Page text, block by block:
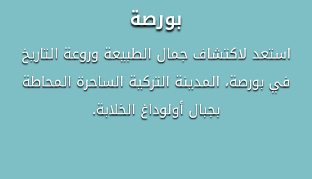
بورصة
استعد لاكتشاف جمال الطبيعة وروعة التاريخ
في بورصة، المدينة التركية الساحرة المحاطة
بجبال أولوداغ الخلابة.